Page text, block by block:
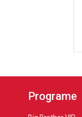
Programe